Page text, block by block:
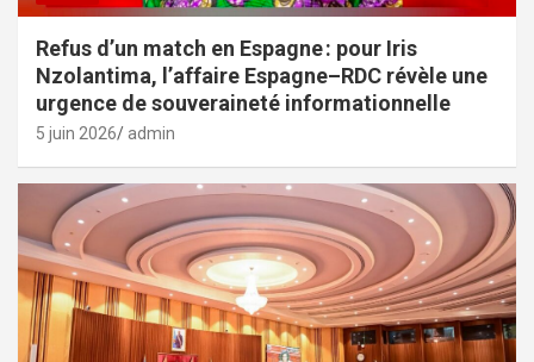
Refus d’un match en Espagne : pour Iris
Nzolantima, l’affaire Espagne–RDC révèle une
urgence de souveraineté informationnelle
5 juin 2026 admin